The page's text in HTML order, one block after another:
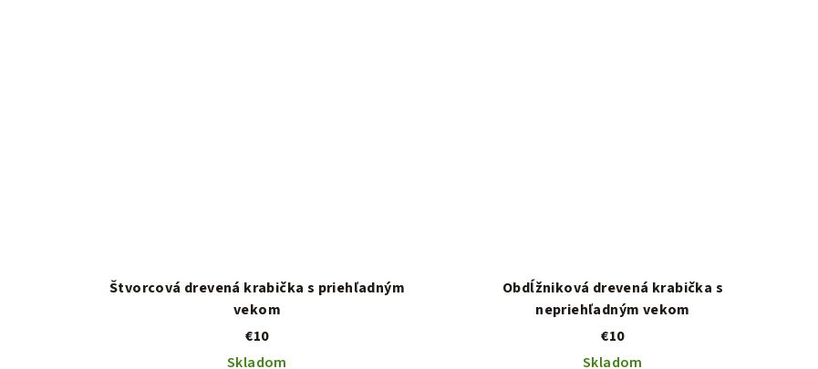
Štvorcová drevená krabička s priehľadným
vekom
€10
Skladom
Obdĺžniková drevená krabička s
nepriehľadným vekom
€10
Skladom